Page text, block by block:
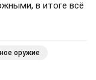
в итоге всё
оружие